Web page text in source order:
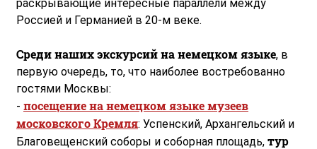
раскрывающие интересные параллели между
Россией и Германией в 20-м веке.
Среди наших экскурсий на немецком языке, в
первую очередь, то, что наиболее востребованно
гостями Москвы:
- посещение на немецком языке музеев
московского Кремля: Успенский, Архангельский и
Благовещенский соборы и соборная площадь, тур